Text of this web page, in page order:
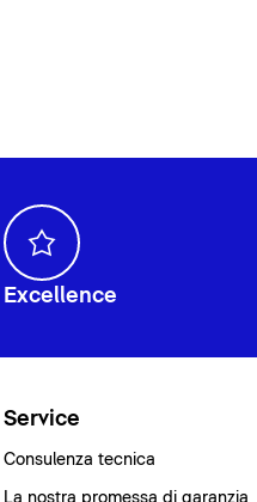
Excellence
Service
Consulenza tecnica
La nostra promessa di garanzia